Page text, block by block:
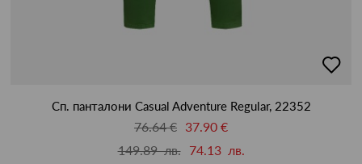
в
Сп. панталони Casual Adventure Regular, 22352
76.64 € 37.90 €
149.89 лв.
74.13 лв.